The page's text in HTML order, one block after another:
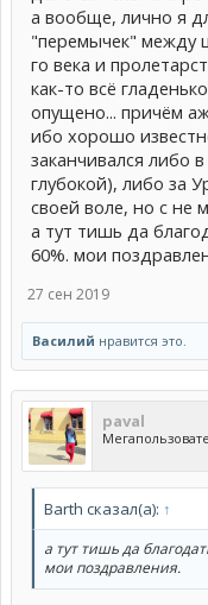
а вообще, лично я
"перемычек" между
го века и
как-то всё
опущено... причём
ибо хорошо
заканчивался либо
глубокой), либо за
своей воле, но с не
а тут тишь да
60%. мои
27 сен 2019
Василий нравится это.
paval
Barth сказал(а): ↑
а тут тишь да
мои поздравления.